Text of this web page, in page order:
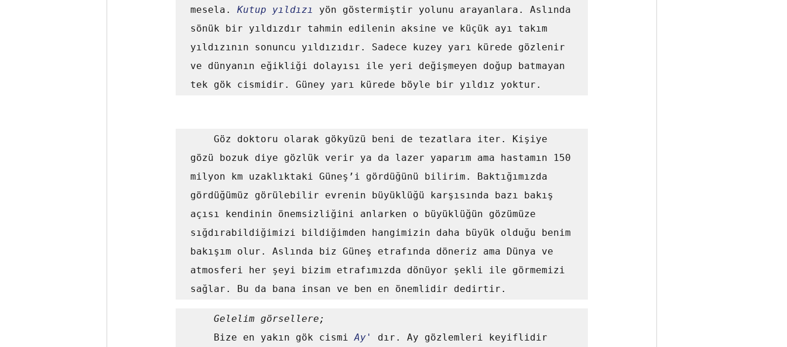
mesela. Kutup yıldızı
yön göstermiştir yolunu arayanlara. Aslında
sönük bir yıldızdır tahmin edilenin aksine ve küçük ayı takım
yıldızının sonuncu yıldızıdır. Sadece kuzey yarı kürede gözlenir
ve dünyanın eğikliği dolayısı ile yeri değişmeyen doğup batmayan
tek gök cismidir. Güney yarı kürede böyle bir yıldız yoktur.
gözü bozuk diye gözlük verir ya da lazer yaparım ama hastamın 150
milyon km uzaklıktaki Güneş’i gördüğünü bilirim. Baktığımızda
gördüğümüz görülebilir evrenin büyüklüğü karşısında bazı bakış
açısı kendinin önemsizliğini anlarken o büyüklüğün gözümüze
sığdırabildiğimizi bildiğimden hangimizin daha büyük olduğu benim
bakışım olur. Aslında biz Güneş etrafında döneriz ama Dünya ve
atmosferi her şeyi bizim etrafımızda dönüyor şekli ile görmemizi
sağlar. Bu da bana insan ve ben en önemlidir dedirtir.
Gelelim görsellere;
	Bize en yakın gök cismi
Ay' dır. Ay gözlemleri keyiflidir